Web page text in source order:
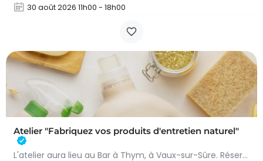
30 août 2026 11h00 - 18h00
Atelier "Fabriquez vos produits d'entretien naturel"
L'atelier aura lieu au Bar à Thym, à Vaux-sur-Sûre. Réservation :